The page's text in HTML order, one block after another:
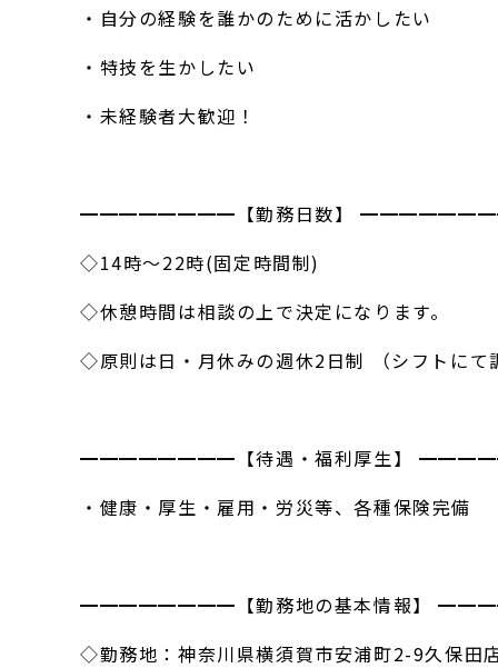
・自分の経験を誰かのために活かしたい
・特技を生かしたい
・未経験者大歓迎！
━━━━━━━━【勤務日数】
◇14時～22時(固定時間制)
◇休憩時間は相談の上で決定になります。
◇原則は日・月休みの週休2日制 （シフトにて
━━━━━━━━【待遇・福利厚生】
・健康・厚生・雇用・労災等、各種保険完備
━━━━━━━━【勤務地の基本情報】
◇勤務地：神奈川県横須賀市安浦町2-9久保田